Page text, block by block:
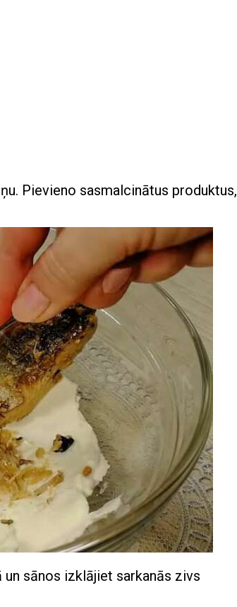
Pievieno sasmalcinātus produktus,
sānos izklājiet sarkanās zivs